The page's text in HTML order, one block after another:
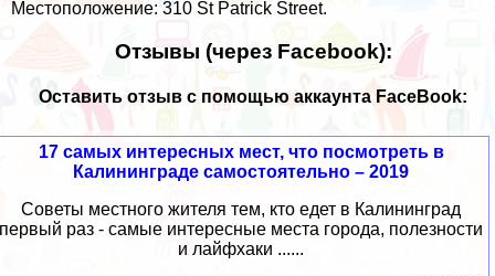
Местоположение: 310 St Patrick Street.
Отзывы (через Facebook):
Оставить отзыв с помощью аккаунта FaceBook:
17 самых интересных мест, что посмотреть в
Калининграде самостоятельно – 2019
Советы местного жителя тем, кто едет в Калининград
первый раз - самые интересные места города, полезности
и лайфхаки ......